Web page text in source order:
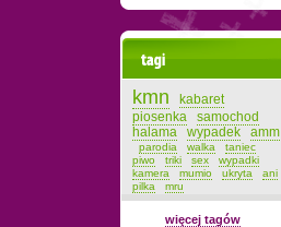
kmn
kabaret
piosenka
samochod
halama
wypadek amm
parodia walka
taniec
piwo
triki sex
wypadki
kamera
mumio ukryta
ani
pilka
mru
więcej tagów